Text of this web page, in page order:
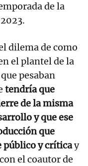
de la
dilema de como
el plantel de la
pesaban
tendría que
de la misma
y que ese
que
público y críticay
el coautor de